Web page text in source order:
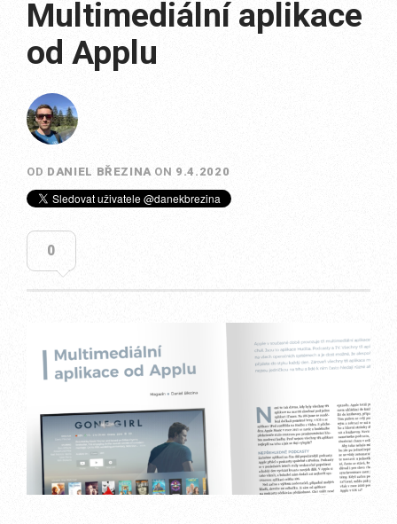
Multimediální aplikace
od Applu
OD DANIEL BŘEZINA ON 9.4.2020
0